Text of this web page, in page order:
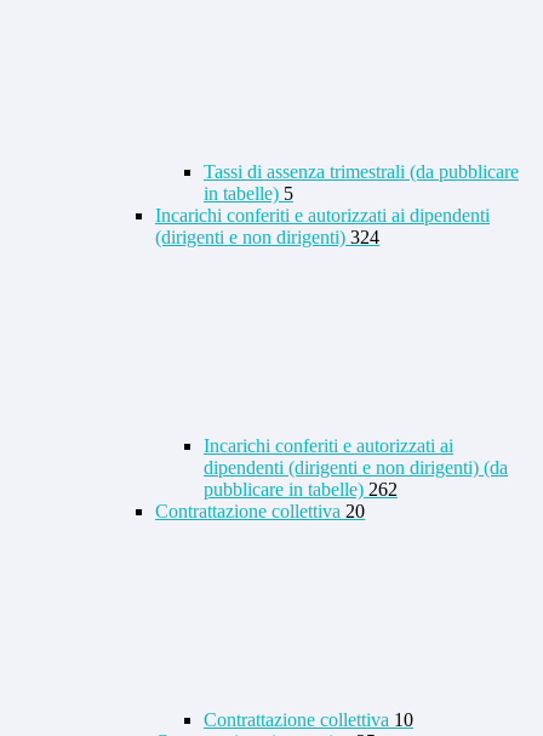
Tassi di assenza trimestrali (da pubblicare
in tabelle) 5
Incarichi conferiti e autorizzati ai dipendenti
(dirigenti e non dirigenti) 324
Incarichi conferiti e autorizzati ai
dipendenti (dirigenti e non dirigenti) (da
pubblicare in tabelle) 262
Contrattazione collettiva 20
Contrattazione collettiva 10